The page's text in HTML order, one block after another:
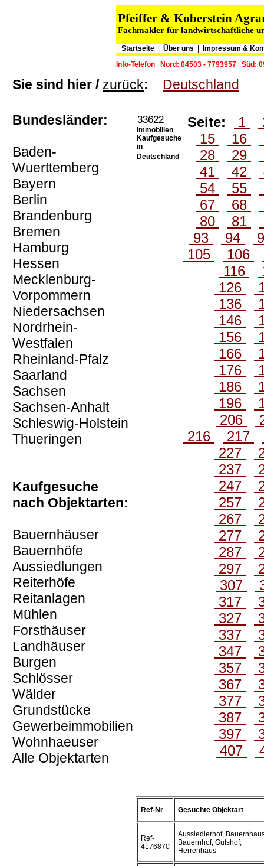
Pfeiffer & Koberstein
Fachmakler für landwirtschaftliche
Startseite Über uns
Impressum &
Info-Telefon
Nord: 04503 - 7793957 Süd:
Sie sind hier / zurück: Deutschland
Bundesländer:
Baden-
Wuerttemberg
Bayern
Berlin
Brandenburg
Bremen
Hamburg
Hessen
Mecklenburg-
Vorpommern
Niedersachsen
Nordrhein-
Westfalen
Rheinland-Pfalz
Saarland
Sachsen
Sachsen-Anhalt
Schleswig-Holstein
Thueringen
Kaufgesuche
nach Objektarten:
Bauernhäuser
Bauernhöfe
Aussiedlungen
Reiterhöfe
Reitanlagen
Mühlen
Forsthäuser
Landhäuser
Burgen
Schlösser
Wälder
Grundstücke
Gewerbeimmobilien
Wohnhaeuser
Alle Objektarten
33622
Immobilien
Kaufgesuche
in
Deutschland
Seite: 1
15
16
28
29
41
42
54
55
67
68
80
81
93
94
105
106
116
126
136
146
156
166
176
186
196
206
216
217
227
237
247
257
267
277
287
297
307
317
327
337
347
357
367
377
387
397
407
Ref-Nr Gesuchte Objektart
Ref-
4176870
Aussiedlerhof,
Bauernhof, Gutshof,
Herrenhaus